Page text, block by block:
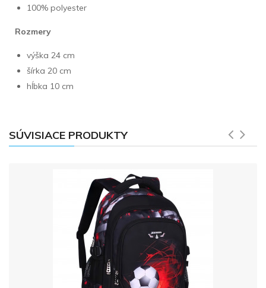
100% polyester
Rozmery
výška 24 cm
šírka 20 cm
hĺbka 10 cm
SÚVISIACE PRODUKTY